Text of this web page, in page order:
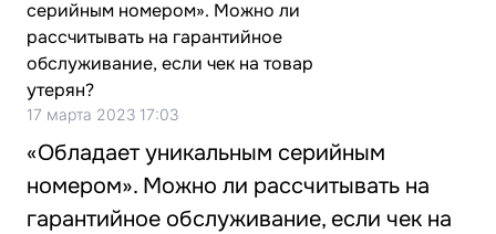
17 марта 2023 17:03
«Обладает уникальным серийным
номером». Можно ли рассчитывать на
гарантийное обслуживание, если чек на